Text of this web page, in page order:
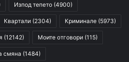
Изпод тепето (4900)
Квартали (2304) Криминале (5973)
(12142) Моите отговори (115)
смяна (1484)